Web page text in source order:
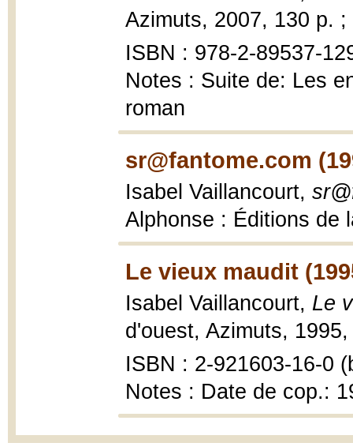
Azimuts, 2007, 130 p. ;
ISBN : 978-2-89537-
Notes : Suite de: Les
roman
sr@fantome.com
Isabel Vaillancourt,
Alphonse : Éditions de
Le vieux maudit
Isabel Vaillancourt, Le
d'ouest, Azimuts,
ISBN : 2-921603-16-0
Notes : Date de cop.: